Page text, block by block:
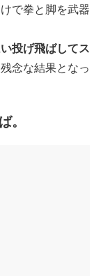
で拳と脚を武器
投げ飛ばしてス
念な結果となっ
。